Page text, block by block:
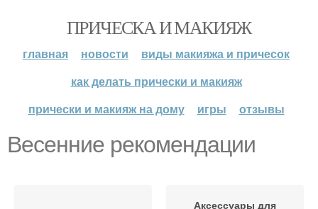
ПРИЧЕСКА И МАКИЯЖ
главная новости
виды макияжа и причесок
как делать прически и макияж
прически и макияж на дому
игры отзывы
Весенние рекомендации
Аксессуары для